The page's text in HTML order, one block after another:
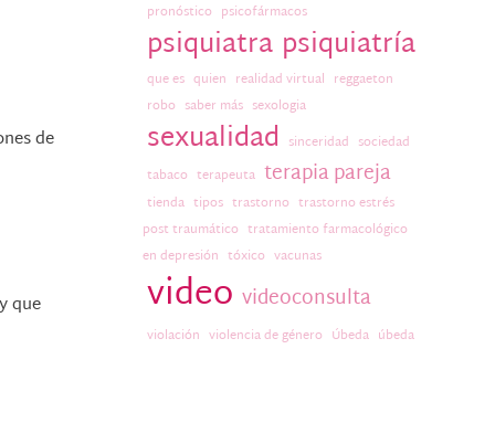
de
que
pronóstico psicofármacos
psiquiatra psiquiatría
que es quien realidad virtual reggaeton
robo saber más sexologia
sexualidad sinceridad sociedad
tabaco terapeuta terapia pareja
tienda tipos trastorno trastorno estrés
post traumático tratamiento farmacológico
en depresión tóxico vacunas
video videoconsulta
violación violencia de género Úbeda úbeda